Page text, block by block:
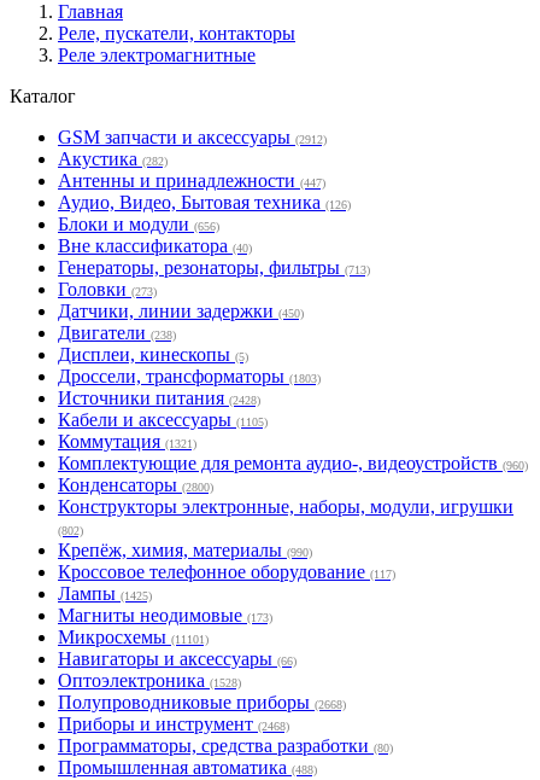
Главная
Реле, пускатели, контакторы
Реле электромагнитные
Каталог
GSM запчасти и аксессуары (2912)
Акустика (282)
Антенны и принадлежности (447)
Аудио, Видео, Бытовая техника (126)
Блоки и модули (656)
Вне классификатора (40)
Генераторы, резонаторы, фильтры (713)
Головки (273)
Датчики, линии задержки (450)
Двигатели (238)
Дисплеи, кинескопы (5)
Дроссели, трансформаторы (1803)
Источники питания (2428)
Кабели и аксессуары (1105)
Коммутация (1321)
Комплектующие для ремонта аудио-, видеоустройств (960)
Конденсаторы (2800)
Конструкторы электронные, наборы, модули, игрушки
(802)
Крепёж, химия, материалы (990)
Кроссовое телефонное оборудование (117)
Лампы (1425)
Магниты неодимовые (173)
Микросхемы (11101)
Навигаторы и аксессуары (66)
Оптоэлектроника (1528)
Полупроводниковые приборы (2668)
Приборы и инструмент (2468)
Программаторы, средства разработки (80)
Промышленная автоматика (488)